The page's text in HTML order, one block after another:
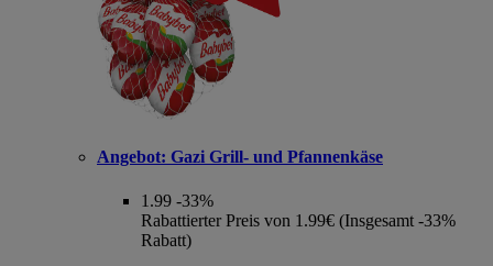
Angebot: Gazi Grill- und Pfannenkäse
1.99 -33%
Rabattierter Preis von 1.99€ (Insgesamt -33%
Rabatt)